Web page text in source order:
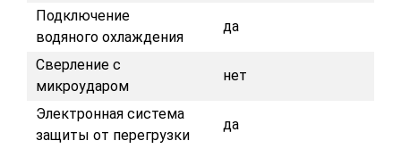
Подключение
водяного охлаждения
да
Сверление с
микроударом
нет
Электронная система
защиты от перегрузки
да